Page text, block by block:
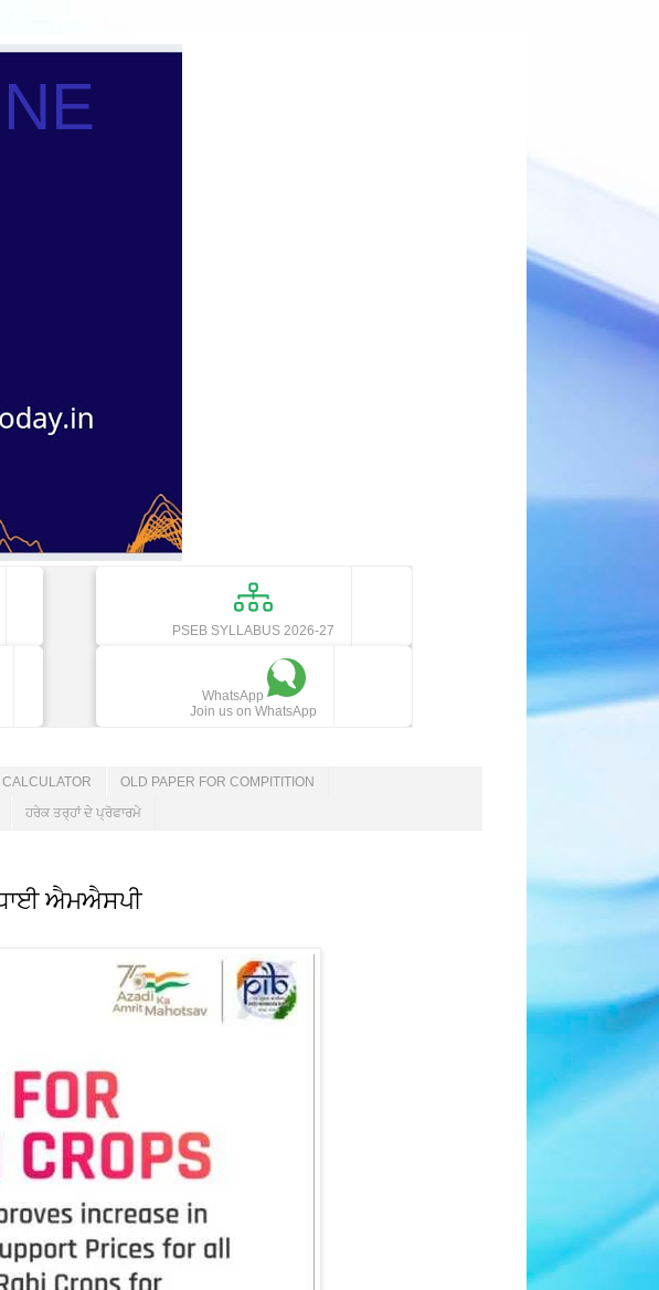
PSEB SYLLABUS 2026-27
WhatsApp
Join us on WhatsApp
OLD PAPER FOR COMPITITION
ਹਰੇਕ ਤਰ੍ਹਾਂ ਦੇ ਪ੍ਰੋਫਾਰਮੇ
ਐਮਐਸਪੀ